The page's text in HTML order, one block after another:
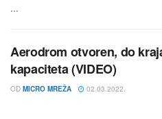
...
Aerodrom otvoren, do
kapaciteta (VIDEO)
OD MICRO MREŽA 02.03.2022.